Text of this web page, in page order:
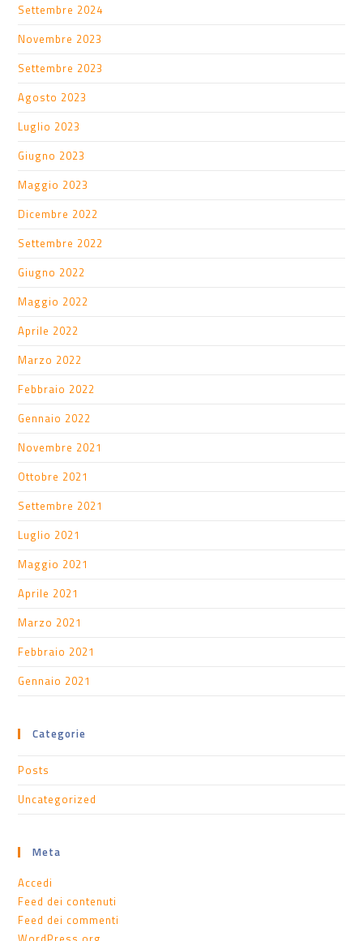
Settembre 2024
Novembre 2023
Settembre 2023
Agosto 2023
Luglio 2023
Giugno 2023
Maggio 2023
Dicembre 2022
Settembre 2022
Giugno 2022
Maggio 2022
Aprile 2022
Marzo 2022
Febbraio 2022
Gennaio 2022
Novembre 2021
Ottobre 2021
Settembre 2021
Luglio 2021
Maggio 2021
Aprile 2021
Marzo 2021
Febbraio 2021
Gennaio 2021
Categorie
Posts
Uncategorized
Meta
Accedi
Feed dei contenuti
Feed dei commenti